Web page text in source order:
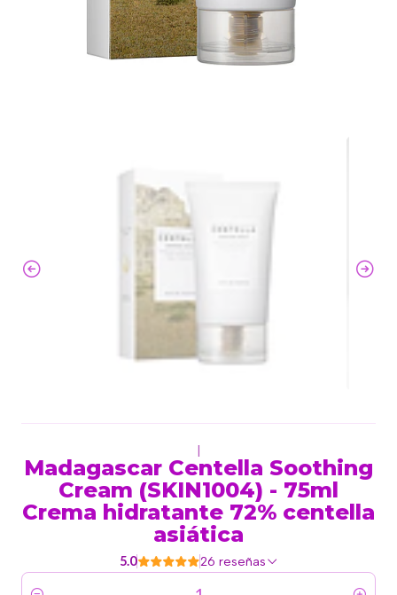
Madagascar Centella Soothing
Cream (SKIN1004) - 75ml
Crema hidratante 72% centella
asiática
5.0 26 reseñas